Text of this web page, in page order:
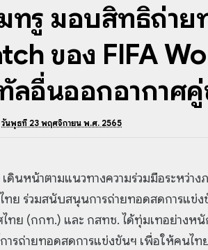
ทรู มอบสิทธิ์ถ่าย
ของ FIFA
ลอื่นออกอากาศ
วันพุธที่ 23 พฤศจิกายน พ.ศ. 2565
ดินหน้าตามแนวทางความร่วมมือระหว่า
ทย ร่วมสนับสนุนการถ่ายทอดสดการแข่
ไทย (กกท.) และ กสทช. ได้ทุ่มเทอย่างห
ารถ่ายทอดสดการแข่งขันฯ เพื่อให้คนไ